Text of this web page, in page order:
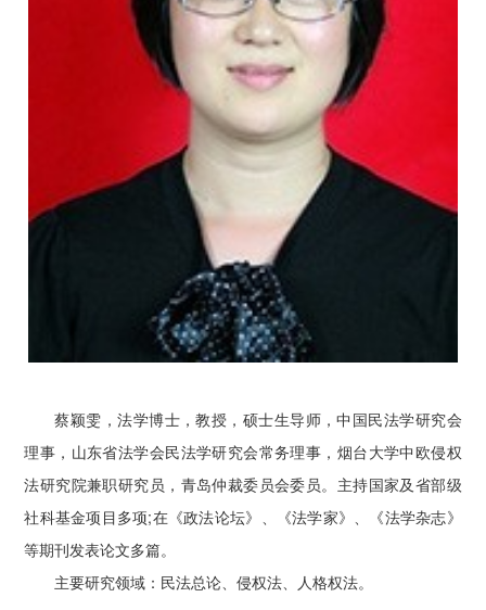
蔡颖雯，法学博士，教授，硕士生导师，中国民法学研究会
理事，山东省法学会民法学研究会常务理事，烟台大学中欧侵权
法研究院兼职研究员，青岛仲裁委员会委员。主持国家及省部级
社科基金项目多项;在《政法论坛》、《法学家》、《法学杂志》
等期刊发表论文多篇。
主要研究领域：民法总论、侵权法、人格权法。